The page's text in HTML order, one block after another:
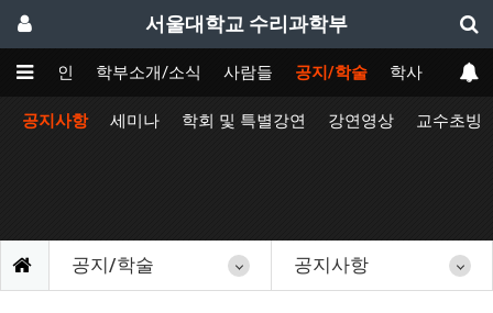
서울대학교 수리과학부
메인 학부소개/소식 사람들 공지/학술 학사
공지사항 세미나 학회 및 특별강연 강연영상 교수초빙
공지/학술 공지사항